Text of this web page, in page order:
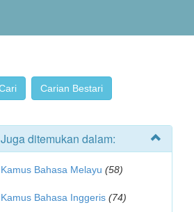
Juga ditemukan dalam:
Kamus Bahasa Melayu (58)
Kamus Bahasa Inggeris (74)